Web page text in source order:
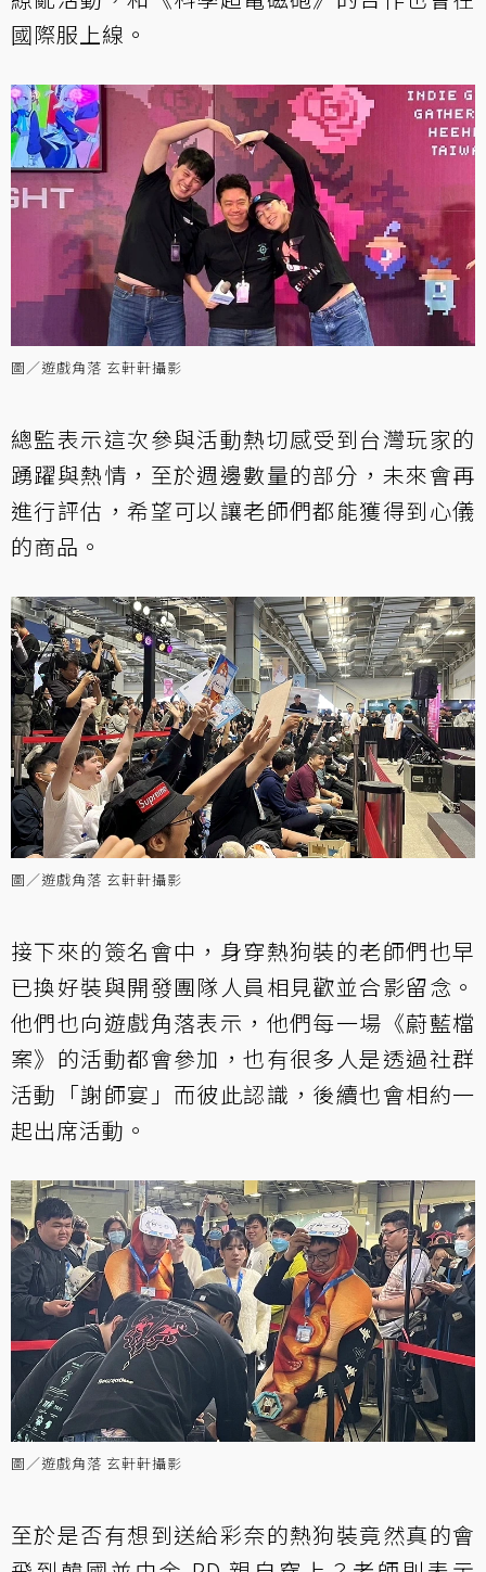
國際服上線。
圖／遊戲角落 玄軒軒攝影
總監表示這次參與活動熱切感受到台灣玩家的
踴躍與熱情，至於週邊數量的部分，未來會再
進行評估，希望可以讓老師們都能獲得到心儀
的商品。
圖／遊戲角落 玄軒軒攝影
接下來的簽名會中，身穿熱狗裝的老師們也早
已換好裝與開發團隊人員相見歡並合影留念。
他們也向遊戲角落表示，他們每一場《蔚藍檔
案》的活動都會參加，也有很多人是透過社群
活動「謝師宴」而彼此認識，後續也會相約一
起出席活動。
圖／遊戲角落 玄軒軒攝影
至於是否有想到送給彩奈的熱狗裝竟然真的會